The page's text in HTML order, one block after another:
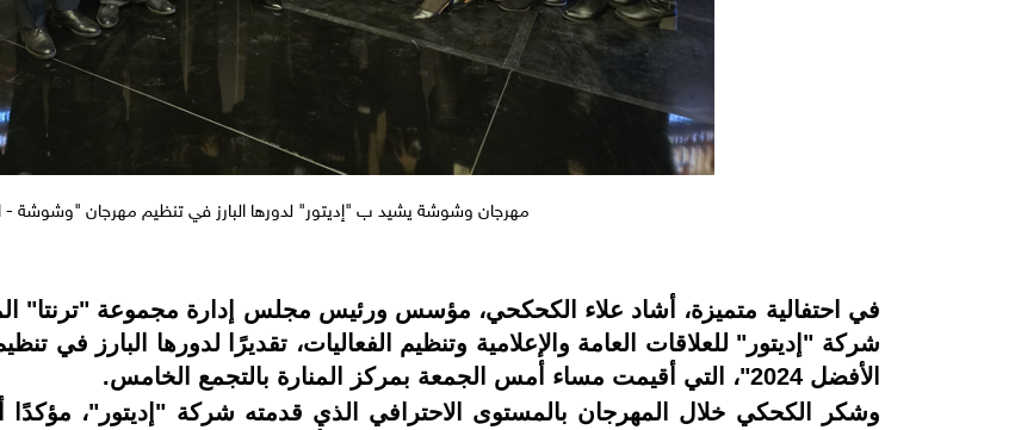
مهرجان وشوشة يشيد ب "إديتور" لدورها البارز في تنظيم مهرجان "وشوشة -
في احتفالية متميزة، أشاد علاء الكحكحي، مؤسس ورئيس مجلس إدارة مجموعة "ترنتا"
شركة "إديتور" للعلاقات العامة والإعلامية وتنظيم الفعاليات، تقديرًا لدورها البارز في
الأفضل 2024"، التي أقيمت مساء أمس الجمعة بمركز المنارة بالتجمع الخامس.
وشكر الكحكي خلال المهرجان بالمستوى الاحترافي الذي قدمته شركة "إديتور"، مؤكدًا